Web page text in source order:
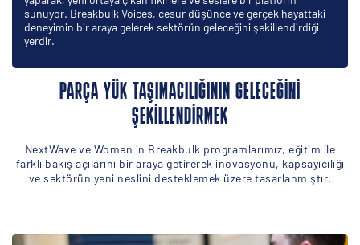
sunuyor. Breakbulk Voices, cesur düşünce ve gerçek hayattaki
deneyimin bir araya gelerek sektörün geleceğini şekillendirdiği
yerdir.
PARÇA YÜK TAŞIMACILIĞININ GELECEĞINI
ŞEKILLENDIRMEK
NextWave ve Women in Breakbulk programlarımız, eğitim ile
farklı bakış açılarını bir araya getirerek inovasyonu, kapsayıcılığı
ve sektörün yeni neslini desteklemek üzere tasarlanmıştır.